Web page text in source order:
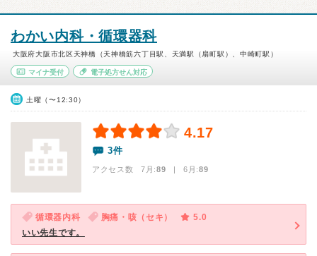
わかい内科・循環器科
大阪府大阪市北区天神橋（天神橋筋六丁目駅、天満駅（扇町駅）、中崎町駅）
マイナ受付 電子処方せん対応
土曜（〜12:30）
4.17
3件
アクセス数 7月:89 | 6月:89
循環器内科 胸痛・咳（セキ）
5.0
いい先生です。